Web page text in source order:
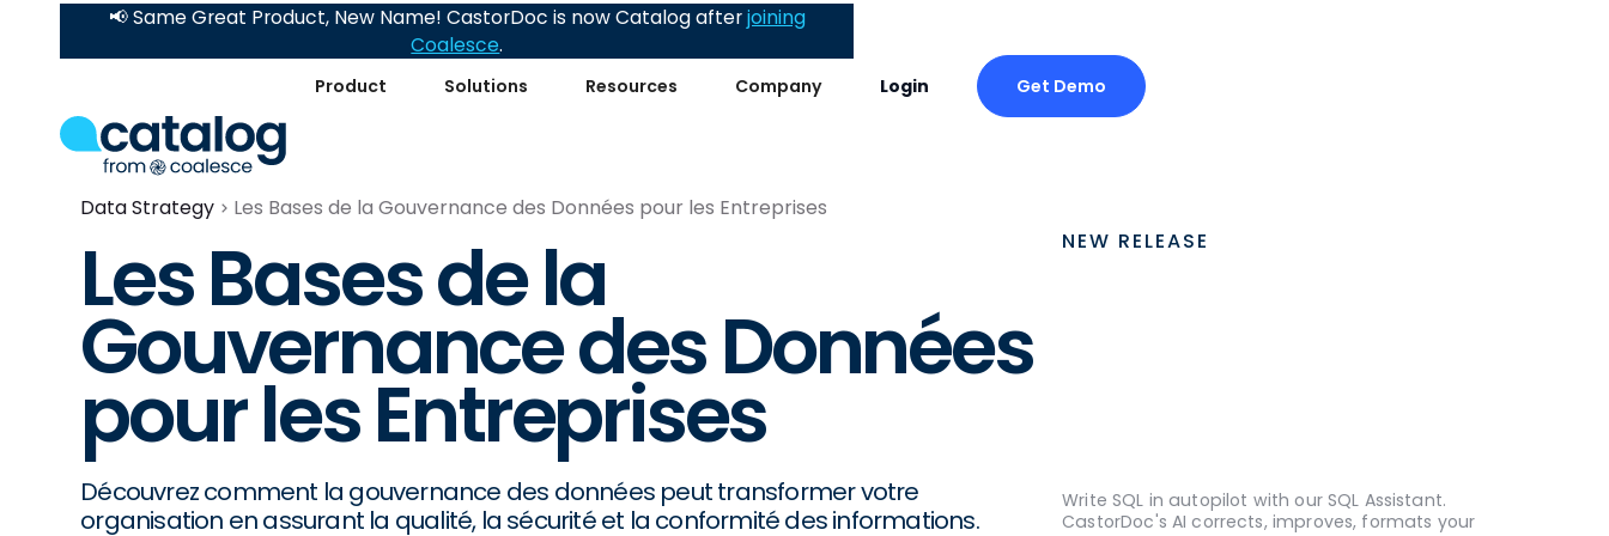
Product Solutions Resources Company Login Get Demo
📢 Same Great Product, New Name! CastorDoc is now Catalog afterjoining
Coalesce.
Data Strategy Les Bases de la Gouvernance des Données pour les Entreprises
Les Bases de la
Gouvernance des Données
pour les Entreprises
Découvrez comment la gouvernance des données peut transformer votre
organisation en assurant la qualité, la sécurité et la conformité des informations.
NEW RELEASE
Write SQL in autopilot with our SQL Assistant.
CastorDoc's AI corrects, improves, formats your